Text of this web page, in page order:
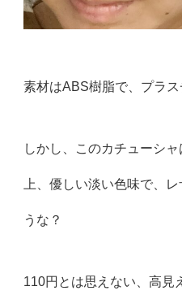
素材はABS樹脂で、プラス
しかし、このカチューシ
上、優しい淡い色味で、
うな？
110円とは思えない、高見